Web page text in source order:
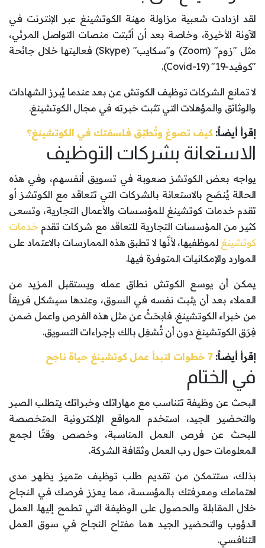
لقد ازدادت شعبية مزاولة مهنة الكوتشينغ عبر الإنترنت في
الآونة الأخيرة، وخاصة بعد أن أثبتت منصات التواصل المرئي،
مثل "زوم" (Zoom) و"سكايب" (Skype) فعاليتها خلال جائحة
"كوفيد-19" (Covid-19).
لا تمانع الشركات توظيف الكوتش عن بعد عندما يُبرز الشهادات
والوثائق والمؤهلات التي تثبت خبرته في مجال الكوتشينغ.
إقرأ أيضاً:كيف تصوغ وتُطبِّق فلسفتك في الكوتشينغ؟
الاستعانة بشركات التوظيف
يواجه بعض الكوتشز صعوبة في تسويق أنفسهم، وفي هذه
الحالة يُنصَح بالاستعانة بالشركات التي تتعاقد مع الكوتشز أو
تقدم خدمات كوتشينغ للمؤسسات والأعمال التجارية، وتسعى
كثير من المؤسسات التجارية للتعاقد مع شركات تقدم خدمات
كوتشينغ لموظفيها، لأنَّها لا تطبق هذه الممارسات بالاعتماد على
الموارد والإمكانيات المتوفرة فيها.
يمكن أن يوسع الكوتش نطاق عمله ويستقبل المزيد من
العملاء بعد أن يثبت نفسه في السوق، وعندها سيشكل فريقاً
من خبراء الكوتشينغ. فابحَثْ عن مثل هذه الفرص واعمل ضمن
فِرَق الكوتشينغ دون أن تُشغِل بالك بإجراءات التسويق.
إقرأ أيضاً:7 خطوات لتبدأ عمل كوتشينغ حياة ناجح
في الختام
البحث عن وظيفة تتناسب مع مهاراتك وخبراتك يتطلب الصبر
والتحضير الجيد، استخدم المواقع الإلكترونية المتخصصة
للبحث عن فرص العمل المناسبة، وخصص وقتًا لجمع
المعلومات حول رب العمل وثقافة الشركة.
بذلك، ستتمكن من تقديم طلب توظيف متميز يظهر مدى
اهتمامك ومعرفتك بالمؤسسة، مما يعزز فرصك في النجاح
خلال المقابلة والحصول على الوظيفة التي تطمح إليها. العمل
الدؤوب والتحضير الجيد هما مفتاح النجاح في سوق العمل
التنافسي.